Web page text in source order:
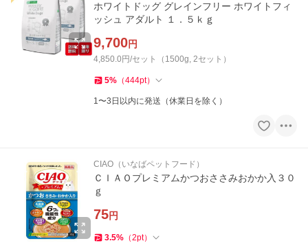
ホワイトドッグ グレインフリー ホワイトフィ
ッシュ アダルト １．５ｋｇ
9,700円
4,850.0円/セット（1500g, 2セット）
5% （444pt）
1〜3日以内に発送（休業日を除く）
CIAO（いなばペットフード）
ＣＩＡＯプレミアムかつおささみおかか入３０
ｇ
75円
3.5% （2pt）